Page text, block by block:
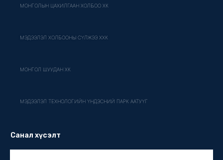
МОНГОЛЫН ЦАХИЛГААН ХОЛБОО ХК
МЭДЭЭЛЭЛ ХОЛБООНЫ СҮЛЖЭЭ ХХК
МОНГОЛ ШУУДАН ХК
МЭДЭЭЛЭЛ ТЕХНОЛОГИЙН ҮНДЭСНИЙ ПАРК ААТУҮГ
Санал хүсэлт